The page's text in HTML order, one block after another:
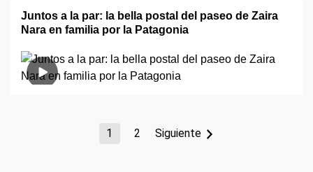
Juntos a la par: la bella postal del paseo de Zaira
Nara en familia por la Patagonia
1 2 Siguiente